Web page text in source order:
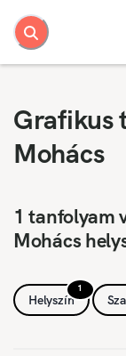
Grafikus
Mohács
1 tanfolyam
Mohács
1
Helyszín